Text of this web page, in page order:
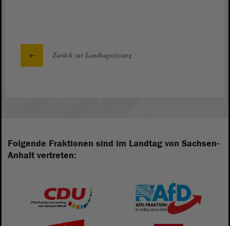
Zurück zur Landtagssitzung
Folgende Fraktionen sind im Landtag von Sachsen-
Anhalt vertreten: